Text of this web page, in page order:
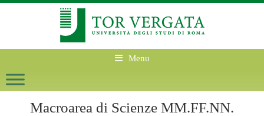
Menu
Macroarea di Scienze MM.FF.NN.